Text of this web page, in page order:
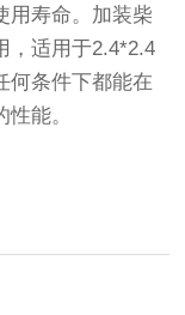
用寿命。加装柴
，适用于2.4*2.4
何条件下都能在
能。